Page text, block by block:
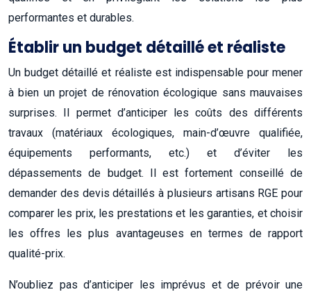
performantes et durables.
Établir un budget détaillé et réaliste
Un budget détaillé et réaliste est indispensable pour mener
à bien un projet de rénovation écologique sans mauvaises
surprises. Il permet d’anticiper les coûts des différents
travaux (matériaux écologiques, main-d’œuvre qualifiée,
équipements performants, etc.) et d’éviter les
dépassements de budget. Il est fortement conseillé de
demander des devis détaillés à plusieurs artisans RGE pour
comparer les prix, les prestations et les garanties, et choisir
les offres les plus avantageuses en termes de rapport
qualité-prix.
N’oubliez pas d’anticiper les imprévus et de prévoir une